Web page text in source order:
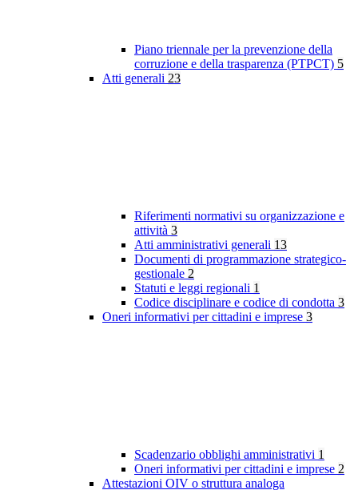
Piano triennale per la prevenzione della
corruzione e della trasparenza (PTPCT) 5
Atti generali 23
Riferimenti normativi su organizzazione e
attività 3
Atti amministrativi generali 13
Documenti di programmazione strategico-
gestionale 2
Statuti e leggi regionali 1
Codice disciplinare e codice di condotta 3
Oneri informativi per cittadini e imprese 3
Scadenzario obblighi amministrativi 1
Oneri informativi per cittadini e imprese 2
Attestazioni OIV o struttura analoga